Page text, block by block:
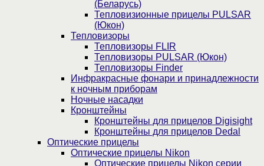
(Беларусь)
Тепловизионные прицелы PULSAR
(Юкон)
Тепловизоры
Тепловизоры FLIR
Тепловизоры PULSAR (Юкон)
Тепловизоры Finder
Инфракрасные фонари и принадлежности
к ночным приборам
Ночные насадки
Кронштейны
Кронштейны для прицелов Digisight
Кронштейны для прицелов Dedal
Оптические прицелы
Оптические прицелы Nikon
Оптические прицелы Nikon серии